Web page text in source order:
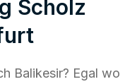
Scholz
Balikesir? Egal wo